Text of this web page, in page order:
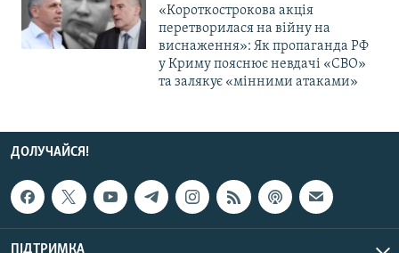
«Короткострокова акція
перетворилася на війну на
виснаження»: Як пропаганда РФ
у Криму пояснює невдачі «СВО»
та залякує «мінними атаками»
ДОЛУЧАЙСЯ!
ПІДТРИМКА